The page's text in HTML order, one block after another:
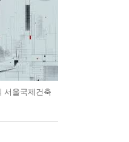
서울국제건축